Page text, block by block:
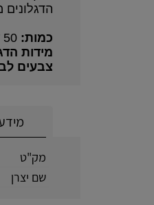
כמות: 50 דגלונים במעמד
מידות
צבעים
מק"ט
שם יצרן